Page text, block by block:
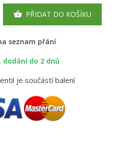
 PŘIDAT DO KOŠÍKU
seznam přání
dodání do 2 dnů
je součástí balení